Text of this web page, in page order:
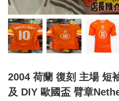
2004 荷蘭 復刻 主場 短
及 DIY 歐國盃 臂章